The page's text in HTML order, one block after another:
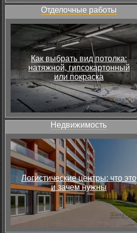
Отделочные работы
Как выбрать вид потолка:
натяжной, гипсокартонный
или покраска
Недвижимость
Логистические центры: что это
и зачем нужны